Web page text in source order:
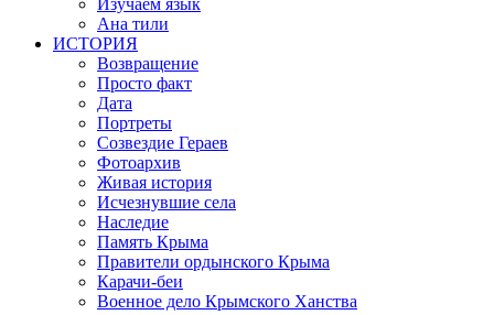
Изучаем язык
Ана тили
ИСТОРИЯ
Возвращение
Просто факт
Дата
Портреты
Созвездие Гераев
Фотоархив
Живая история
Исчезнувшие села
Наследие
Память Крыма
Правители ордынского Крыма
Карачи-беи
Военное дело Крымского Ханства